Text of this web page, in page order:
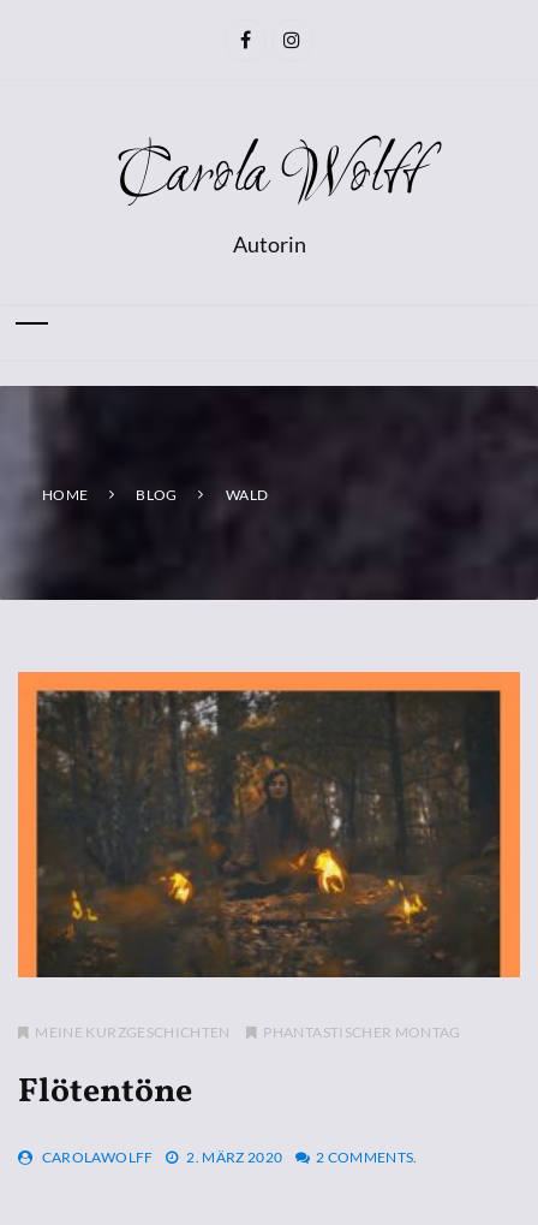
Carola Wolff
Autorin
HOME BLOG WALD
MEINE KURZGESCHICHTEN PHANTASTISCHER MONTAG
Flötentöne
CAROLAWOLFF 2. MÄRZ 2020 2 COMMENTS.